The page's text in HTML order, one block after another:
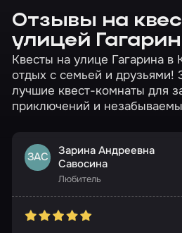
Отзывы на
улицей
Квесты на улице Гагарина в
отдых с семьей и друзьями!
лучшие квест-комнаты для
приключений и
ЗАС
Зарина Андреевна
Савосина
Любитель